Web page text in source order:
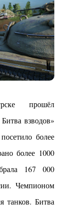
прошёл
взводов»
более
более 1000
167 000
Чемпионом
танков. Битва